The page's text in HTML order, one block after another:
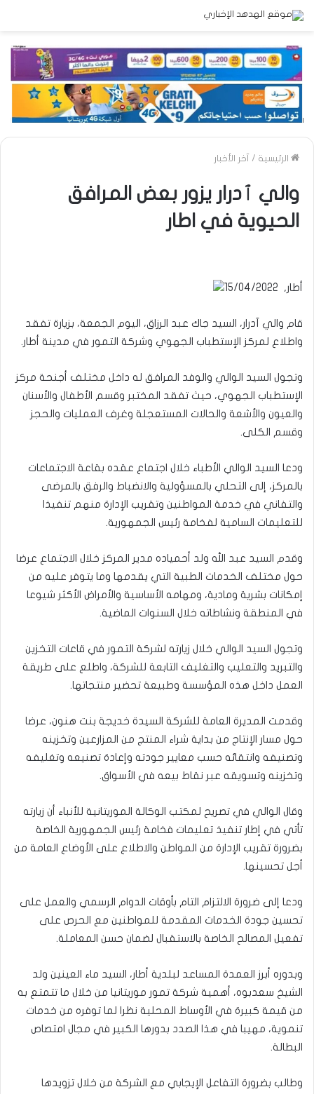
الرئيسية / آخر الأخبار
والي ٱدرار يزور بعض المرافق
الحيوية في اطار
أطار, 15/04/2022
قام والي آدرار، السيد جاك عبد الرزاق، اليوم الجمعة، بزيارة تفقد
واطلاع لمركز الإستطباب الجهوي وشركة التمور في مدينة أطار.
وتجول السيد الوالي والوفد المرافق له داخل مختلف أجنحة مركز
الإستطباب الجهوي، حيث تفقد المختبر وقسم الأطفال والأسنان
والعيون والأشعة والحالات المستعجلة وغرف العمليات والحجز
وقسم الكلى.
ودعا السيد الوالي الأطباء خلال اجتماع عقده بقاعة الاجتماعات
بالمركز، إلى التحلي بالمسؤولية والانضباط والرفق بالمرضى
والتفاني في خدمة المواطنين وتقريب الإدارة منهم تنفيذا
للتعليمات السامية لفخامة رئيس الجمهورية.
وقدم السيد عبد الله ولد أحمياده مدير المركز خلال الاجتماع عرضا
حول مختلف الخدمات الطبية التي يقدمها وما يتوفر عليه من
إمكانات بشرية ومادية، ومهامه الأساسية والأمراض الأكثر شيوعا
في المنطقة ونشاطاته خلال السنوات الماضية.
وتجول السيد الوالي خلال زيارته لشركة التمور في قاعات التخزين
والتبريد والتعليب والتغليف التابعة للشركة، واطلع على طريقة
العمل داخل هذه المؤسسة وطبيعة تحضير منتجاتها.
وقدمت المديرة العامة للشركة السيدة خديجة بنت هنون، عرضا
حول مسار الإنتاج من بداية شراء المنتج من المزارعين وتخزينه
وتصنيفه وانتقائه حسب معايير جودته وإعادة تصنيعه وتغليفه
وتخزينه وتسويقه عبر نقاط بيعه في الأسواق.
وقال الوالي في تصريح لمكتب الوكالة الموريتانية للأنباء أن زيارته
تأتي في إطار تنفيذ تعليمات فخامة رئيس الجمهورية الخاصة
بضرورة تقريب الإدارة من المواطن والاطلاع على الأوضاع العامة من
أجل تحسينها.
ودعا إلى ضرورة الالتزام التام بأوقات الدوام الرسمي والعمل على
تحسين جودة الخدمات المقدمة للمواطنين مع الحرص على
تفعيل المصالح الخاصة بالاستقبال لضمان حسن المعاملة.
وبدوره أبرز العمدة المساعد لبلدية أطار، السيد ماء العينين ولد
الشيخ سعدبوه، أهمية شركة تمور موريتانيا من خلال ما تتمتع به
من قيمة كبيرة في الأوساط المحلية نظرا لما توفره من خدمات
تنموية، مهيبا في هذا الصدد بدورها الكبير في مجال امتصاص
البطالة.
وطالب بضرورة التفاعل الإيجابي مع الشركة من خلال تزويدها